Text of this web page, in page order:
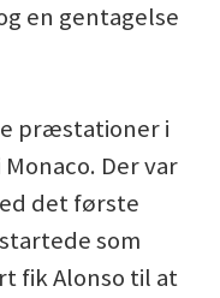
en gentagelse
præstationer i
Der var
det første
som
fik Alonso til at